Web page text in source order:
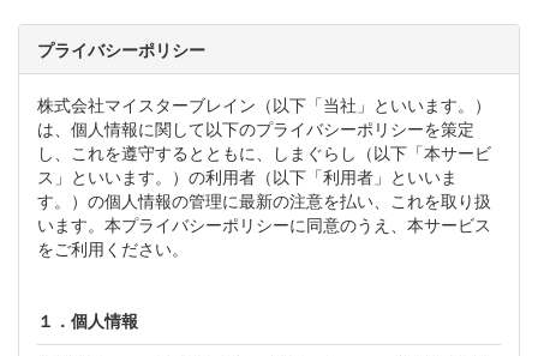
プライバシーポリシー
株式会社マイスターブレイン（以下「当社」といいます。）
は、個人情報に関して以下のプライバシーポリシーを策定
し、これを遵守するとともに、しまぐらし（以下「本サービ
ス」といいます。）の利用者（以下「利用者」といいま
す。）の個人情報の管理に最新の注意を払い、これを取り扱
います。本プライバシーポリシーに同意のうえ、本サービス
をご利用ください。
１．個人情報